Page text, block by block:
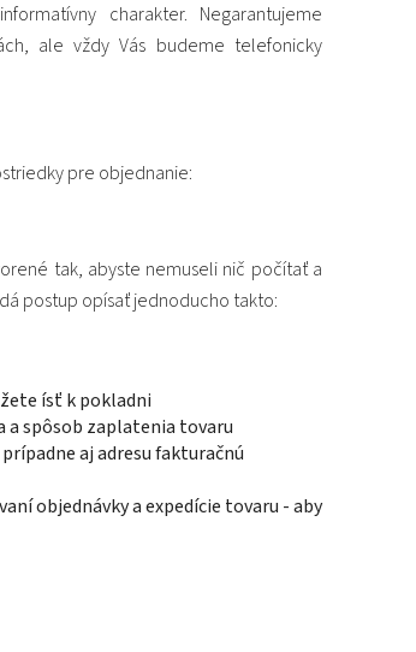
charakter. Negarantujeme
ale vždy Vás budeme telefonicky
pre objednanie:
tak, abyste nemuseli nič počítať a
postup opísať jednoducho takto:
ísť k pokladni
a spôsob zaplatenia tovaru
aj adresu fakturačnú
objednávky a expedície tovaru - aby